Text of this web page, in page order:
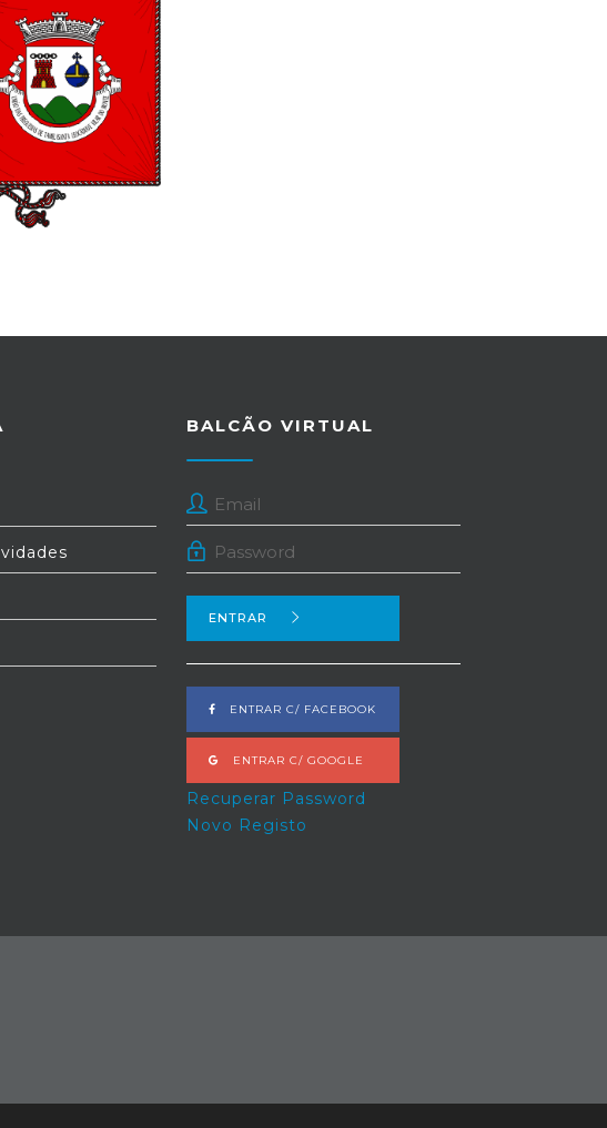
BALCÃO VIRTUAL
ENTRAR
ENTRAR C/ FACEBOOK
ENTRAR C/ GOOGLE
Recuperar Password
Novo Registo